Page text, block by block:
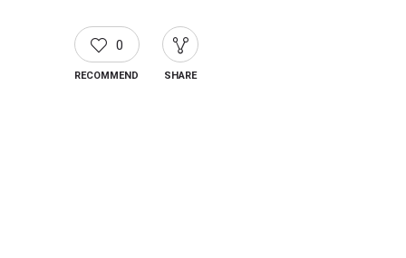
0
RECOMMEND SHARE